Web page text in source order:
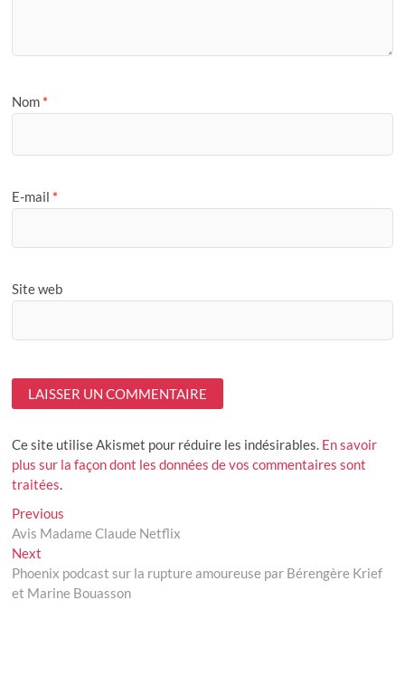
Nom *
E-mail *
Site web
Ce site utilise Akismet pour réduire les indésirables. En savoir
plus sur la façon dont les données de vos commentaires sont
traitées
Navigation
de
l’article
Previous
post:
Avis Madame Claude Netflix
Next
post:
Phoenix podcast sur la rupture amoureuse par Bérengère Krief
et Marine Bouasson